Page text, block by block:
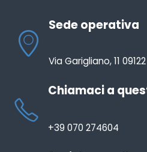
Sede operativa
Via Garigliano, 11
Chiamaci a
+39 070 274604